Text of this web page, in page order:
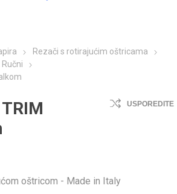
Rezači s rotirajućim oštricama
TRIM
USPOREDITE
oštricom - Made in Italy